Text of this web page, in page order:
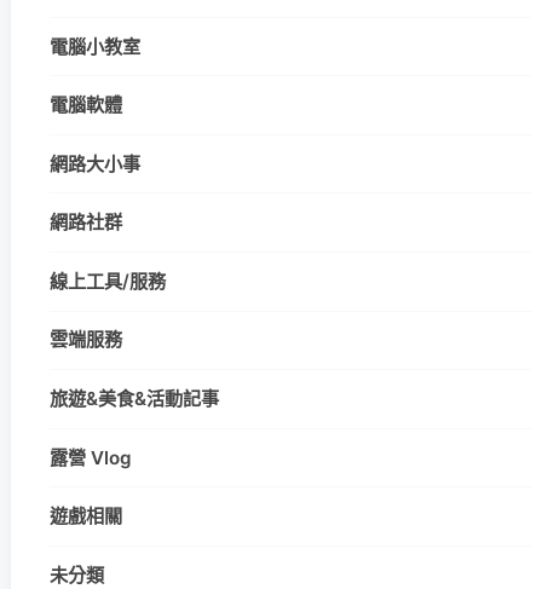
電腦小教室
電腦軟體
網路大小事
網路社群
線上工具/服務
雲端服務
旅遊&美食&活動記事
露營 Vlog
遊戲相關
未分類